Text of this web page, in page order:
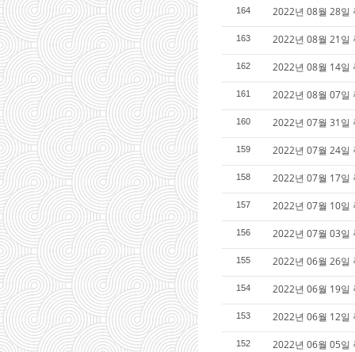
164 2022년 08월 28일
163 2022년 08월 21일
162 2022년 08월 14일
161 2022년 08월 07일
160 2022년 07월 31일
159 2022년 07월 24일
158 2022년 07월 17일
157 2022년 07월 10일
156 2022년 07월 03일
155 2022년 06월 26일
154 2022년 06월 19일
153 2022년 06월 12일
152 2022년 06월 05일